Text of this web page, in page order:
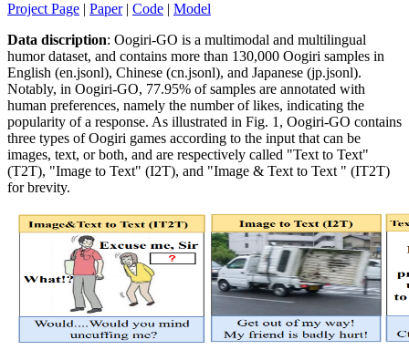
Project Page | Paper| Code | Model
Data discription: Oogiri-GO is a multimodal and multilingual
humor dataset, and contains more than 130,000 Oogiri samples in
English (en.jsonl), Chinese (cn.jsonl), and Japanese (jp.jsonl).
Notably, in Oogiri-GO, 77.95% of samples are annotated with
human preferences, namely the number of likes, indicating the
popularity of a response. As illustrated in Fig. 1, Oogiri-GO contains
three types of Oogiri games according to the input that can be
images, text, or both, and are respectively called "Text to Text"
(T2T), "Image to Text" (I2T), and "Image & Text to Text " (IT2T)
for brevity.